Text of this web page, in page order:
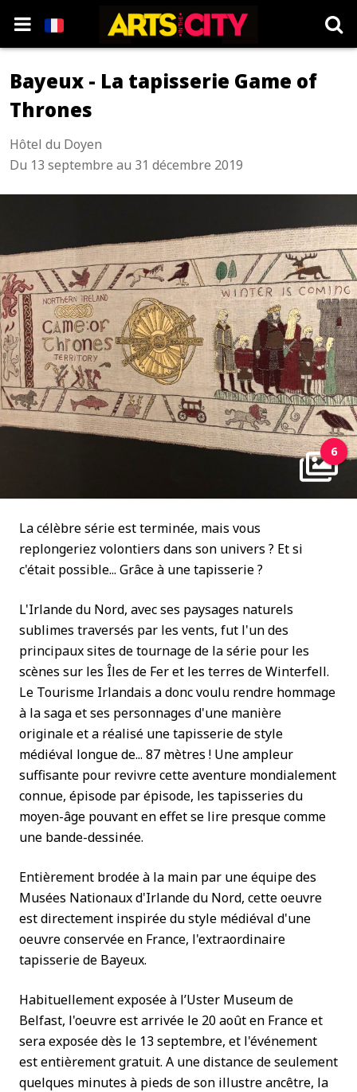
Bayeux - La tapisserie Game of
Thrones
Hôtel du Doyen
Du 13 septembre au 31 décembre 2019
6
La célèbre série est terminée, mais vous
replongeriez volontiers dans son univers ? Et si
c'était possible... Grâce à une tapisserie ?
L'Irlande du Nord, avec ses paysages naturels
sublimes traversés par les vents, fut l'un des
principaux sites de tournage de la série pour les
scènes sur les Îles de Fer et les terres de Winterfell.
Le Tourisme Irlandais a donc voulu rendre hommage
à la saga et ses personnages d'une manière
originale et a réalisé une tapisserie de style
médiéval longue de... 87 mètres ! Une ampleur
suffisante pour revivre cette aventure mondialement
connue, épisode par épisode, les tapisseries du
moyen-âge pouvant en effet se lire presque comme
une bande-dessinée.
Entièrement brodée à la main par une équipe des
Musées Nationaux d'Irlande du Nord, cette oeuvre
est directement inspirée du style médiéval d'une
oeuvre conservée en France, l'extraordinaire
tapisserie de Bayeux.
Habituellement exposée à l’Uster Museum de
Belfast, l'oeuvre est arrivée le 20 août en France et
sera exposée dès le 13 septembre, et l'événement
est entièrement gratuit. A une distance de seulement
quelques minutes à pieds de son illustre ancêtre, la